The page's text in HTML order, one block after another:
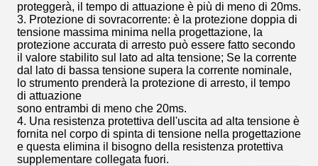
proteggerà, il tempo di attuazione è più di meno di 20ms.
3. Protezione di sovracorrente: è la protezione doppia di
tensione massima minima nella progettazione, la
protezione accurata di arresto può essere fatto secondo
il valore stabilito sul lato ad alta tensione; Se la corrente
dal lato di bassa tensione supera la corrente nominale,
lo strumento prenderà la protezione di arresto, il tempo
di attuazione
sono entrambi di meno che 20ms.
4. Una resistenza protettiva dell'uscita ad alta tensione è
fornita nel corpo di spinta di tensione nella progettazione
e questa elimina il bisogno della resistenza protettiva
supplementare collegata fuori.